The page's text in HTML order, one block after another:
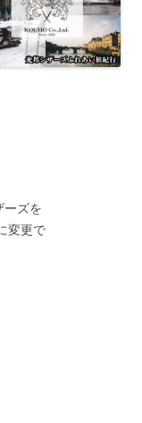
ーズを
変更で